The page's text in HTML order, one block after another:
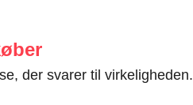
der svarer til virkeligheden.